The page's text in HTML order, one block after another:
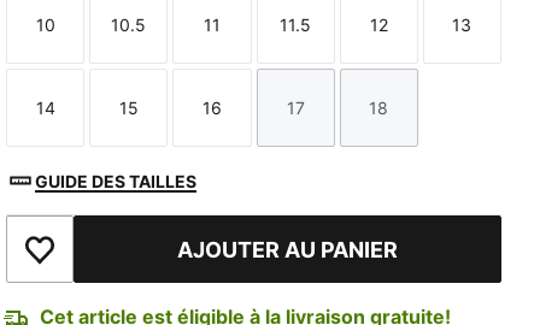
Taille
10
Taille
10.5
Taille
11
Taille
11.5
Taille
12
Taille
13
Taille
14
Taille
15
Taille
16
Taille
17
Taille
18
GUIDE DES TAILLES
Ajouter à la liste de souhaits
AJOUTER AU PANIER
Cet article est éligible à la livraison gratuite!